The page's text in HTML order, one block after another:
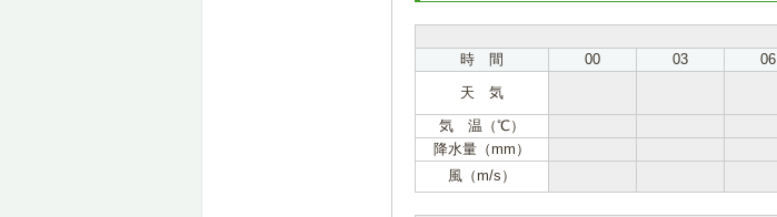
時 間
00 03 06
天 気
気 温（℃）
降水量（mm）
風（m/s）